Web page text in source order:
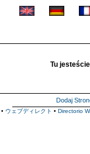
Tu
Dodaj
• ウェブディレクト • Directorio